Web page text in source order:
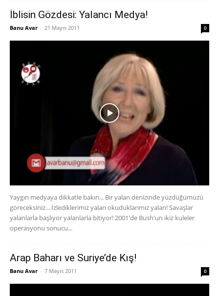
İblisin Gözdesi: Yalancı Medya!
Banu Avar - 21 Mayıs 2011 0
Yaygın medyaya dikkatle bakın... Bir yalan denizinde yüzdüğümüzü
göreceksiniz... İzlediklerimiz yalan okuduklarımız yalan! Savaşlar
yalanlarla başlıyor yalanlarla bitiyor! 2001'de Bush'un ikiz kuleler
operasyonu sonucu...
Arap Baharı ve Suriye’de Kış!
Banu Avar - 7 Mayıs 2011 0